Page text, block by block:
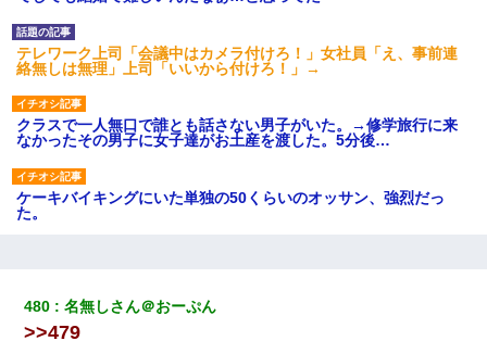
テレワーク上司「会議中はカメラ付けろ！」女社員「え、事前連
絡無しは無理」上司「いいから付けろ！」→
クラスで一人無口で誰とも話さない男子がいた。→修学旅行に来
なかったその男子に女子達がお土産を渡した。5分後…
ケーキバイキングにいた単独の50くらいのオッサン、強烈だっ
た。
驚愕…
480 名無しさん＠おーぷん
>>479